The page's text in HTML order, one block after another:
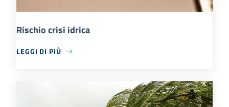
Rischio crisi idrica
LEGGI DI PIÙ